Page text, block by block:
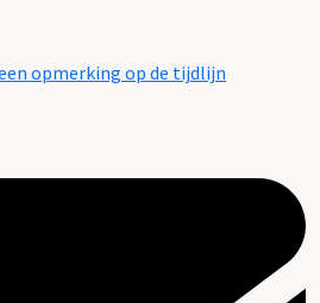
opmerking op de tijdlijn